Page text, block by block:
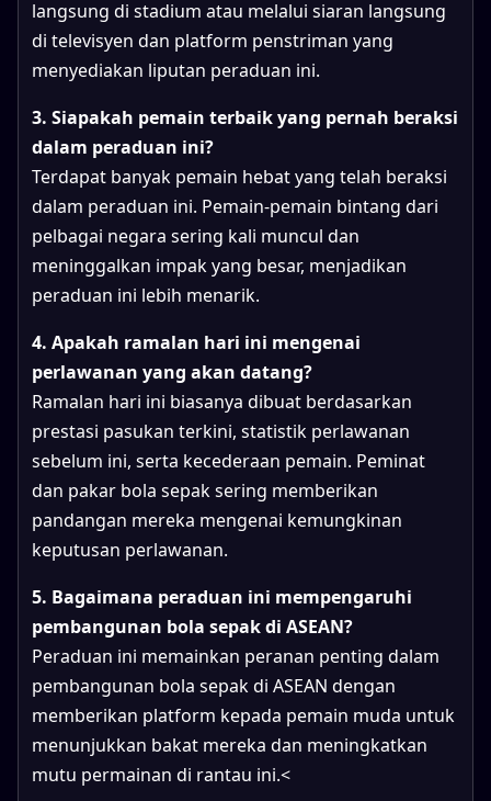
langsung di stadium atau melalui siaran langsung
di televisyen dan platform penstriman yang
menyediakan liputan peraduan ini.
3. Siapakah pemain terbaik yang pernah beraksi
dalam peraduan ini?
Terdapat banyak pemain hebat yang telah beraksi
dalam peraduan ini. Pemain-pemain bintang dari
pelbagai negara sering kali muncul dan
meninggalkan impak yang besar, menjadikan
peraduan ini lebih menarik.
4. Apakah ramalan hari ini mengenai
perlawanan yang akan datang?
Ramalan hari ini biasanya dibuat berdasarkan
prestasi pasukan terkini, statistik perlawanan
sebelum ini, serta kecederaan pemain. Peminat
dan pakar bola sepak sering memberikan
pandangan mereka mengenai kemungkinan
keputusan perlawanan.
5. Bagaimana peraduan ini mempengaruhi
pembangunan bola sepak di ASEAN?
Peraduan ini memainkan peranan penting dalam
pembangunan bola sepak di ASEAN dengan
memberikan platform kepada pemain muda untuk
menunjukkan bakat mereka dan meningkatkan
mutu permainan di rantau ini.<